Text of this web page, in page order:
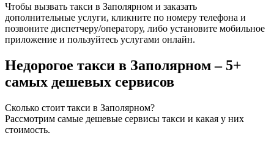
Чтобы вызвать такси в Заполярном и заказать
дополнительные услуги, кликните по номеру телефона и
позвоните диспетчеру/оператору, либо установите мобильное
приложение и пользуйтесь услугами онлайн.
Недорогое такси в Заполярном – 5+
самых дешевых сервисов
Сколько стоит такси в Заполярном?
Рассмотрим самые дешевые сервисы такси и какая у них
стоимость.